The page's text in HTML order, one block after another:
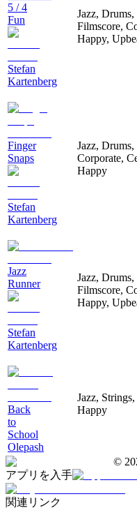
5 / 4
Fun
Stefan
Kartenberg
Jazz,
Filmscore,
Happy,
Finger
Snaps
Stefan
Kartenberg
Jazz,
Corporate,
Happy
Jazz
Runner
Stefan
Kartenberg
Jazz,
Filmscore,
Happy,
Back
to
School
Olepash
Jazz,
Happy
©
アプリを入手
関連リンク